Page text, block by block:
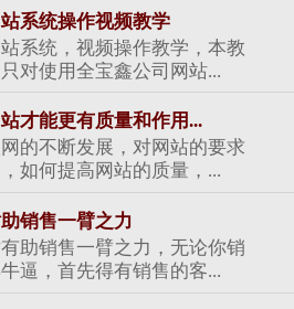
系统操作视频教学
系统，视频操作教学，本教
对使用全宝鑫公司网站...
才能更有质量和作用...
的不断发展，对网站的要求
如何提高网站的质量，...
销售一臂之力
助销售一臂之力，无论你销
逼，首先得有销售的客...